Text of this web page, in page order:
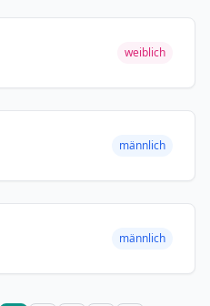
weiblich
männlich
männlich